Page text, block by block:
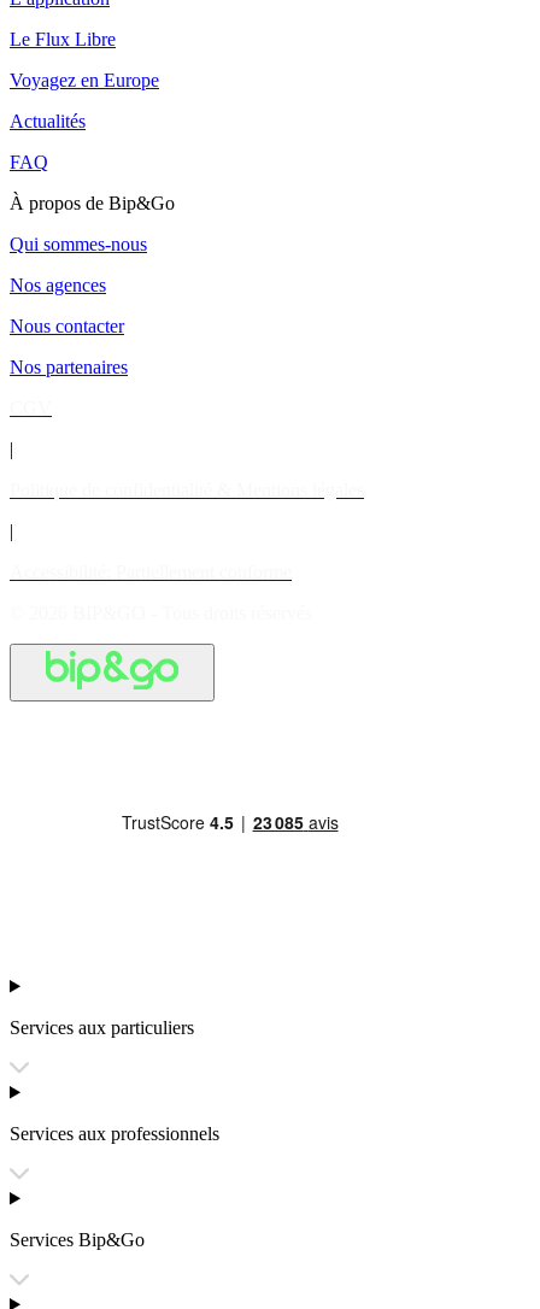
Le Flux Libre
Voyagez en Europe
Actualités
FAQ
À propos de Bip&Go
Qui sommes-nous
Nos agences
Nous contacter
Nos partenaires
|
|
Services aux particuliers
Services aux professionnels
Services Bip&Go